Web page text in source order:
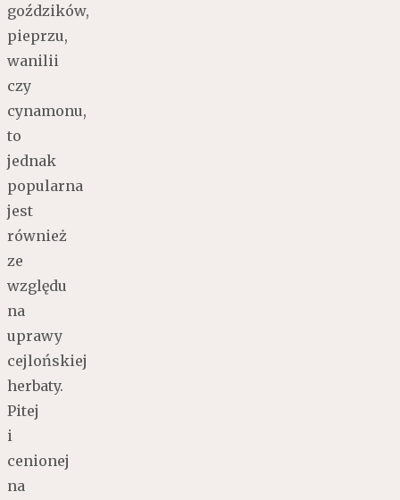
goździków,
pieprzu,
wanilii
czy
cynamonu,
to
jednak
popularna
jest
również
ze
względu
na
uprawy
cejlońskiej
herbaty.
Pitej
i
cenionej
na